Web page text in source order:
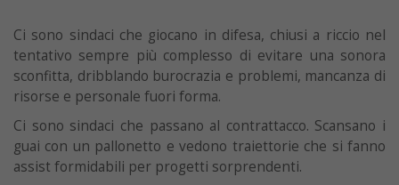
Ci sono sindaci che giocano in difesa, chiusi a riccio nel
tentativo sempre più complesso di evitare una sonora
sconfitta, dribblando burocrazia e problemi, mancanza di
risorse e personale fuori forma.
Ci sono sindaci che passano al contrattacco. Scansano i
guai con un pallonetto e vedono traiettorie che si fanno
assist formidabili per progetti sorprendenti.